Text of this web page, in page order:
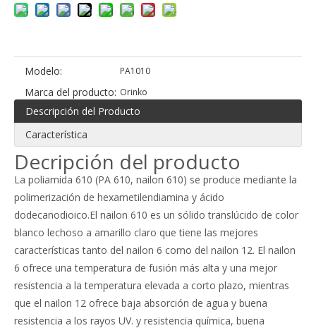
Modelo: PA1010
Marca del producto: Orinko
Descripción del Producto
Característica
Decripción del producto
La poliamida 610 (PA 610, nailon 610) se produce mediante la
polimerización de hexametilendiamina y ácido
dodecanodioico.El nailon 610 es un sólido translúcido de color
blanco lechoso a amarillo claro que tiene las mejores
características tanto del nailon 6 como del nailon 12. El nailon
6 ofrece una temperatura de fusión más alta y una mejor
resistencia a la temperatura elevada a corto plazo, mientras
que el nailon 12 ofrece baja absorción de agua y buena
resistencia a los rayos UV. y resistencia química, buena